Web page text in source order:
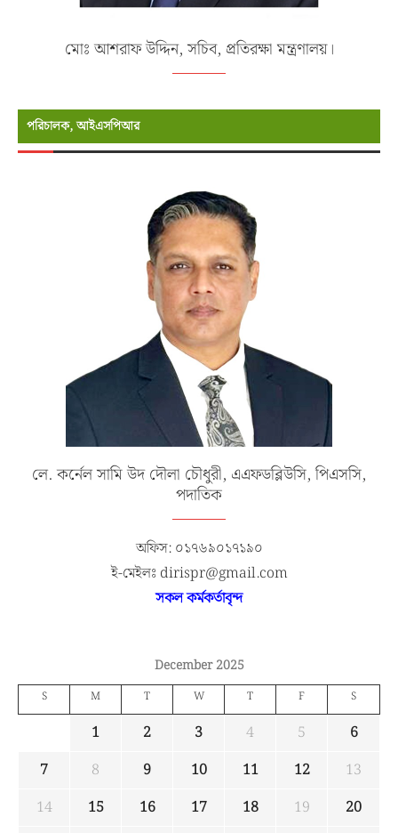
মোঃ আশরাফ উদ্দিন, সচিব, প্রতিরক্ষা মন্ত্রণালয়।
পরিচালক, আইএসপিআর
লে. কর্নেল সামি উদ দৌলা চৌধুরী, এএফডব্লিউসি, পিএসসি,
পদাতিক
অফিস: ০১৭৬৯০১৭১৯০
ই-মেইলঃ dirispr@gmail.com
সকল কর্মকর্তাবৃন্দ
December 2025
S M T W T F S
1 2 3 4 5
6
7
8 9 10 11 12
13
14
15 16 17 18 19
20